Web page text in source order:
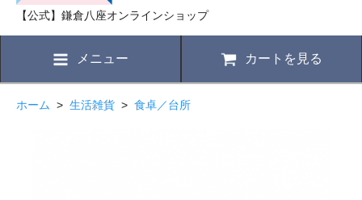
【公式】鎌倉八座オンラインショップ
メニュー カートを見る
ホーム > 生活雑貨 > 食卓／台所